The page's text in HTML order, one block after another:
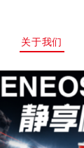
关于我们